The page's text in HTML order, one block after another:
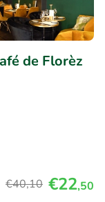
de Florèz
€40,10 €22,50